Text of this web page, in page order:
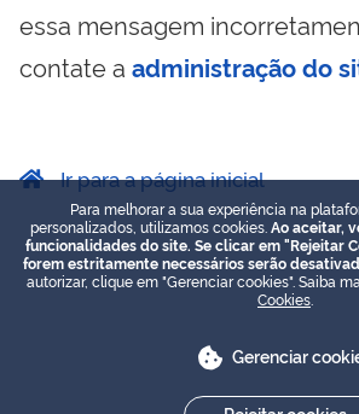
essa mensagem
contate a administração do
Ir para a página inicial
Para melhorar a sua experiência na
personalizados, utilizamos cookies. Ao aceitar,
funcionalidades do site. Se clicar em "Rejeitar
forem estritamente necessários serão
autorizar, clique em "Gerenciar cookies". Saiba
Cookies
Gerenciar